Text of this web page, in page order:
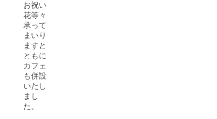
お祝い
花等々
承って
まいり
ますと
ともに
カフェ
も併設
いたし
まし
た。